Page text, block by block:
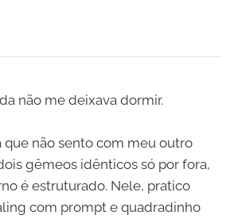
não me deixava dormir.
que não sento com meu outro
gêmeos idênticos só por fora,
é estruturado. Nele, pratico
com prompt e quadradinho